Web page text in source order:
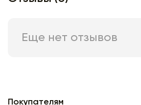
Еще нет отзывов
Покупателям